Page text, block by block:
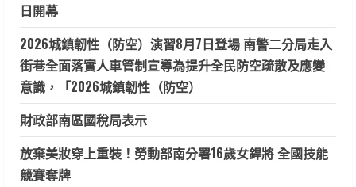
日開幕
2026城鎮韌性（防空）演習8月7日登場 南警二分局走入
街巷全面落實人車管制宣導為提升全民防空疏散及應變
意識，「2026城鎮韌性（防空）
財政部南區國稅局表示
放棄美妝穿上重裝！勞動部南分署16歲女銲將 全國技能
競賽奪牌